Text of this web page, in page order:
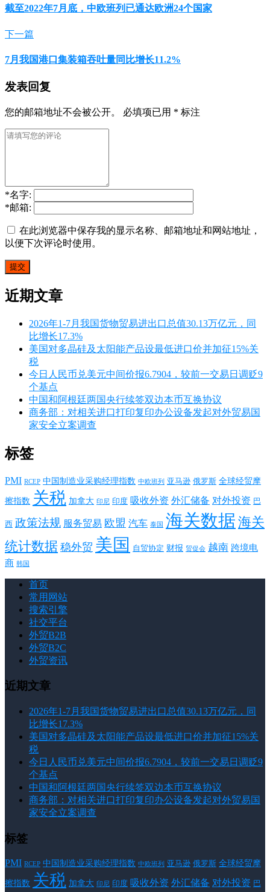
截至2022年7月底，中欧班列已通达欧洲24个国家
下一篇
7月我国港口集装箱吞吐量同比增长11.2%
发表回复
您的邮箱地址不会被公开。 必填项已用 * 标注
*名字:
*邮箱:
在此浏览器中保存我的显示名称、邮箱地址和网站地址，
以便下次评论时使用。
近期文章
2026年1-7月我国货物贸易进出口总值30.13万亿元，同
比增长17.3%
美国对多晶硅及太阳能产品设最低进口价并加征15%关
税
今日人民币兑美元中间价报6.7904，较前一交易日调贬9
个基点
中国和阿根廷两国央行续签双边本币互换协议
商务部：对相关进口打印复印办公设备发起对外贸易国
家安全立案调查
标签
PMI RCEP 中国制造业采购经理指数 中欧班列 亚马逊 俄罗斯 全球经贸摩
擦指数 关税 加拿大 印尼 印度 吸收外资 外汇储备 对外投资 巴
西 政策法规 服务贸易 欧盟 汽车 泰国 海关数据 海关
统计数据 稳外贸 美国 自贸协定 财报 贸促会 越南 跨境电
商 韩国
首页
常用网站
搜索引擎
社交平台
外贸B2B
外贸B2C
外贸资讯
近期文章
2026年1-7月我国货物贸易进出口总值30.13万亿元，同
比增长17.3%
美国对多晶硅及太阳能产品设最低进口价并加征15%关
税
今日人民币兑美元中间价报6.7904，较前一交易日调贬9
个基点
中国和阿根廷两国央行续签双边本币互换协议
商务部：对相关进口打印复印办公设备发起对外贸易国
家安全立案调查
标签
PMI RCEP 中国制造业采购经理指数 中欧班列 亚马逊 俄罗斯 全球经贸摩
擦指数 关税 加拿大 印尼 印度 吸收外资 外汇储备 对外投资 巴